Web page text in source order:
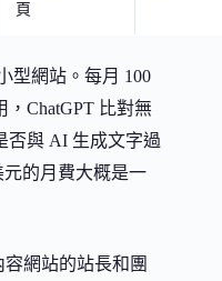
頁
型網站。每月 100
ChatGPT 比對無
否與 AI 生成文字過
的月費大概是一
網站的站長和團